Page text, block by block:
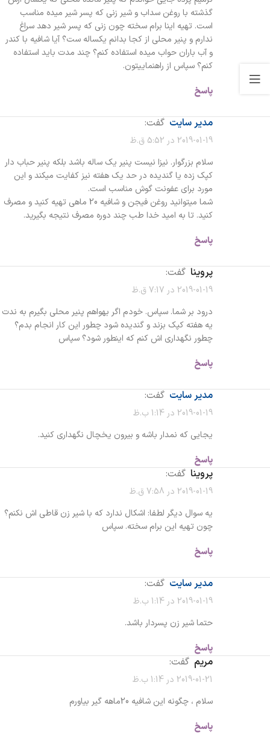
گذشته با روغن سداب و شیر زنی که پسر شیر میده مناسب
است. تهیه اینا برام سخته چون زنی که پسر شیر دهد سراغ
ندارم و پنیر محلی از کجا بدانم یکساله ست؟ آیا شافیه با کندر
و آب باران حواب میده استفاده کنم؟ چند مدت باید استفاده
کنم؟ سپاس از راهنماییتون.
پاسخ
مدیر سایت گفت:
2019-01-19 در 5:52 ق.ظ
سلام بزرگوار. نیزا نیست پنیر یک ساله باشد بلکه پنیر حباب دار
کپک زده یا گندیده در حد یک هفته نیز کفایت میکند و این
مورد برای عفونت گوش مناسب است.
شما میتوانید روغن فیجن و شافیه 20 ماهی تهیه کنید و مصرف
کنید. تا به امید خدا طب چند دوره مصرف نتیجه بگیرید.
پاسخ
پروینا گفت:
2019-01-19 در 7:17 ق.ظ
درود بر شما. سپاس. خودم اگر بهواهم پنیر محلی بگیرم به ندت
یه هفته کپک بزند و گندیده شود چطور این کار انجام بدم؟
چطور نگهداری اش کنم که اینطور شود؟ سپاس
پاسخ
مدیر سایت گفت:
2019-01-19 در 1:14 ب.ظ
یجایی که نمدار باشه و بیرون یخچال نگهداری کنید.
پاسخ
پروینا گفت:
2019-01-19 در 7:58 ق.ظ
یه سوال دیگر لطفا: اشکال ندارد که با شیر زن قاطی اش نکنم؟
چون تهیه این برام سخته. سپاس
پاسخ
مدیر سایت گفت:
2019-01-19 در 1:14 ب.ظ
حتما شیر زن پسردار باشد.
پاسخ
مریم گفت:
2019-01-21 در 1:14 ب.ظ
سلام ، چگونه این شافیه 20ماهه گیر بیاورم
پاسخ